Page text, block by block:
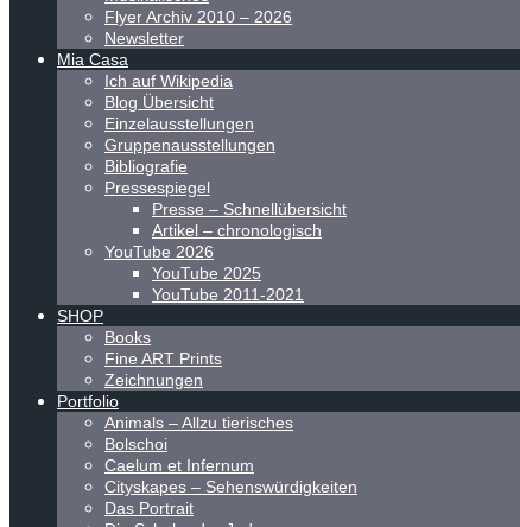
Flyer Archiv 2010 – 2026
Newsletter
Mia Casa
Ich auf Wikipedia
Blog Übersicht
Einzelausstellungen
Gruppenausstellungen
Bibliografie
Pressespiegel
Presse – Schnellübersicht
Artikel – chronologisch
YouTube 2026
YouTube 2025
YouTube 2011-2021
SHOP
Books
Fine ART Prints
Zeichnungen
Portfolio
Animals – Allzu tierisches
Bolschoi
Caelum et Infernum
Cityskapes – Sehenswürdigkeiten
Das Portrait